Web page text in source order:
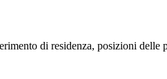
di residenza, posizioni delle